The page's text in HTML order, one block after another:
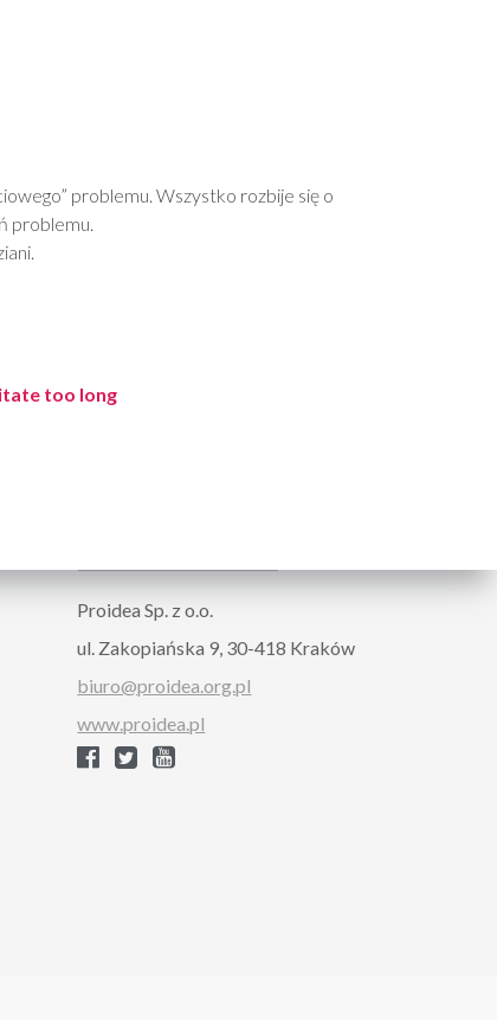
problemu. Wszystko rozbije się o
problemu.
too long
Proidea Sp. z o.o.
ul. Zakopiańska 9, 30-418 Kraków
biuro@proidea.org.pl
www.proidea.pl